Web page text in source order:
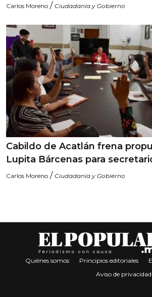
Carlos Moreno / Ciudadanía y Gobierno
Cabildo de Acatlán frena
Lupita Bárcenas para
Carlos Moreno / Ciudadanía y Gobierno
Quiénes somos Principios editoriales
Aviso de privacidad